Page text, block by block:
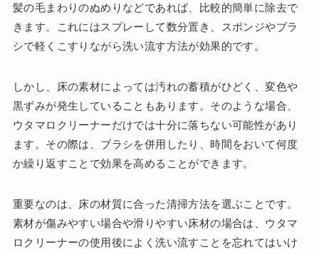
髪の毛まわりのぬめりなどであれば、比較的簡単に除去で
きます。これにはスプレーして数分置き、スポンジやブラ
シで軽くこすりながら洗い流す方法が効果的です。
しかし、床の素材によっては汚れの蓄積がひどく、変色や
黒ずみが発生していることもあります。そのような場合、
ウタマロクリーナーだけでは十分に落ちない可能性があり
ます。その際は、ブラシを併用したり、時間をおいて何度
か繰り返すことで効果を高めることができます。
重要なのは、床の材質に合った清掃方法を選ぶことです。
素材が傷みやすい場合や滑りやすい床材の場合は、ウタマ
ロクリーナーの使用後によく洗い流すことを忘れてはいけ